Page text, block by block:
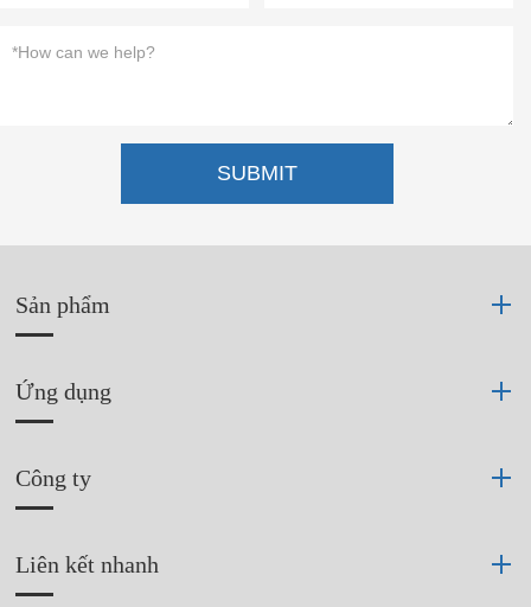
SUBMIT
Sản phẩm
Ứng dụng
Công ty
Liên kết nhanh